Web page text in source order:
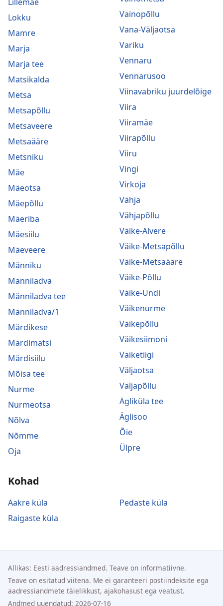
Lokku
Mamre
Marja
Marja tee
Matsikalda
Metsa
Metsapõllu
Metsaveere
Metsaääre
Metsniku
Mäe
Mäeotsa
Mäepõllu
Mäeriba
Mäesiilu
Mäeveere
Männiku
Männiladva
Männiladva tee
Männiladva/1
Märdikese
Märdimatsi
Märdisiilu
Mõisa tee
Nurme
Nurmeotsa
Nõlva
Nõmme
Oja
Vainopõllu
Vana-Väljaotsa
Variku
Vennaru
Vennarusoo
Viinavabriku juurdelõige
Viira
Viiramäe
Viirapõllu
Viiru
Vingi
Virkoja
Vähja
Vähjapõllu
Väike-Alvere
Väike-Metsapõllu
Väike-Metsaääre
Väike-Põllu
Väike-Undi
Väikenurme
Väikepõllu
Väikesiimoni
Väiketiigi
Väljaotsa
Väljapõllu
Ägliküla tee
Äglisoo
Õie
Ülpre
Kohad
Aakre küla
Raigaste küla
Pedaste küla
Allikas: Eesti aadressiandmed. Teave on informatiivne.
Teave on esitatud viitena. Me ei garanteeri postiindeksite ega
aadressiandmete täielikkust, ajakohasust ega veatust.
Andmed uuendatud: 2026-07-16